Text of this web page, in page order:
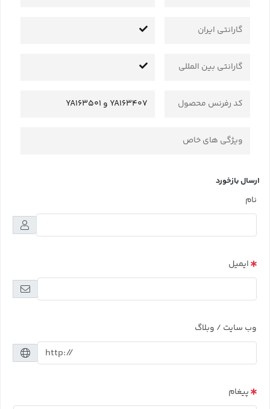
گارانتی ایران
گارانتی بین المللی
کد رفرنس محصول YA163407 و YA163501
ویژگی های خاص
ارسال بازخورد
نام
ایمیل
وب سایت / وبلاگ
پیغام